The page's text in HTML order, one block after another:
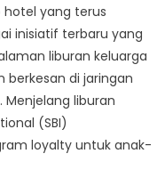
yang terus
inisiatif terbaru yang
liburan keluarga
berkesan di jaringan
liburan
(SBI)
loyalty untuk anak-